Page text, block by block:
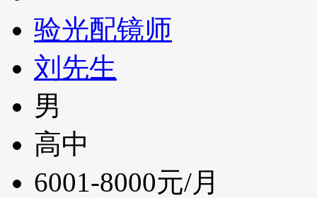
验光配镜师
刘先生
男
高中
6001-8000元/月